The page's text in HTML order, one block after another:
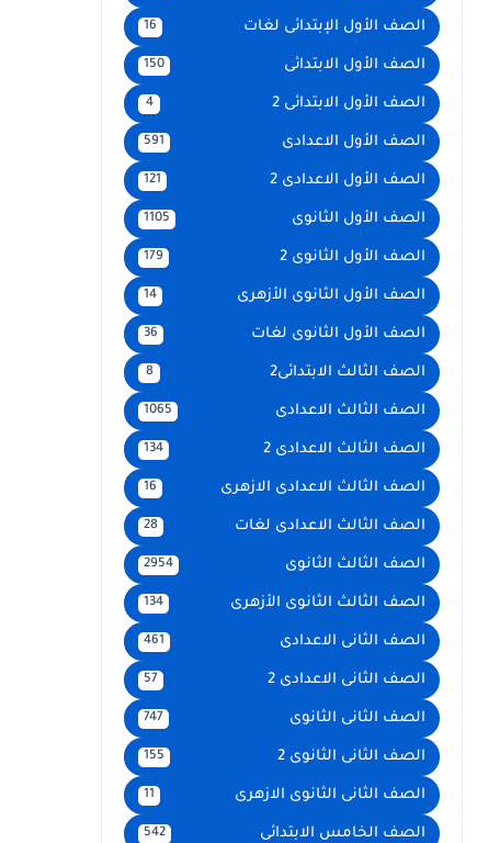
الصف الأول الإبتدائى لغات 16
الصف الأول الابتدائى 150
الصف الأول الابتدائى 2 4
الصف الأول الاعدادى 591
الصف الأول الاعدادى 2 121
الصف الأول الثانوى 1105
الصف الأول الثانوى 2 179
الصف الأول الثانوى الأزهرى 14
الصف الأول الثانوى لغات 36
الصف الثالث الابتدائى2 8
الصف الثالث الاعدادى 1065
الصف الثالث الاعدادى 2 134
الصف الثالث الاعدادى الازهرى 16
الصف الثالث الاعدادى لغات 28
الصف الثالث الثانوى 2954
الصف الثالث الثانوى الأزهرى 134
الصف الثانى الاعدادى 461
الصف الثانى الاعدادى 2 57
الصف الثانى الثانوى 747
الصف الثانى الثانوى 2 155
الصف الثانى الثانوى الازهرى 11
الصف الخامس الابتدائى 542